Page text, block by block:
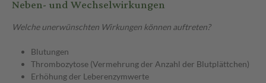
Neben- und Wechselwirkungen
Welche unerwünschten Wirkungen können auftreten?
Blutungen
Thrombozytose (Vermehrung der Anzahl der Blutplättchen)
Erhöhung der Leberenzymwerte